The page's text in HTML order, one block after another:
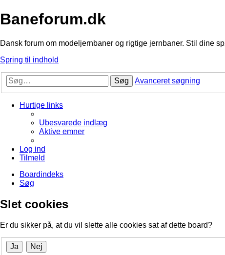
Baneforum.dk
Dansk forum om modeljernbaner og rigtige jernbaner. Stil dine
Spring til indhold
Søg Avanceret søgning
Hurtige links
Ubesvarede indlæg
Aktive emner
Log ind
Tilmeld
Boardindeks
Søg
Slet cookies
Er du sikker på, at du vil slette alle cookies sat af dette board?